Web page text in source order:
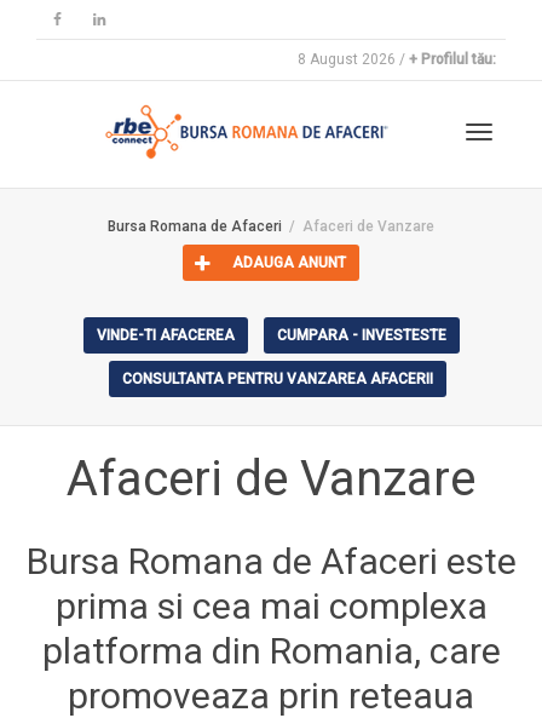
8 August 2026 / + Profilul tău:
Bursa Romana de Afaceri Afaceri de Vanzare
ADAUGA ANUNT
VINDE-TI AFACEREA CUMPARA - INVESTESTE
CONSULTANTA PENTRU VANZAREA AFACERII
Afaceri de Vanzare
Bursa Romana de Afaceri este
prima si cea mai complexa
platforma din Romania, care
promoveaza prin reteaua